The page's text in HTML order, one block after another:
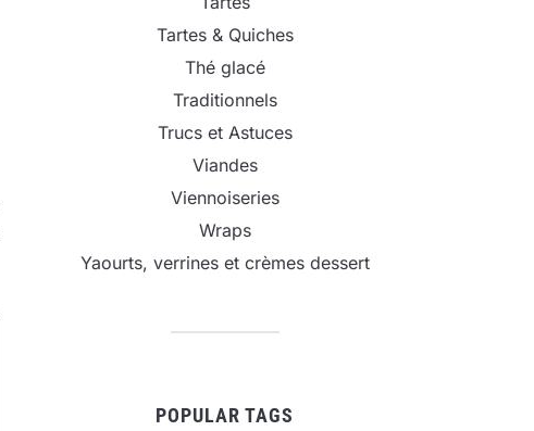
Tartes & Quiches
Thé glacé
Traditionnels
Trucs et Astuces
Viandes
Viennoiseries
Wraps
Yaourts, verrines et crèmes dessert
POPULAR TAGS